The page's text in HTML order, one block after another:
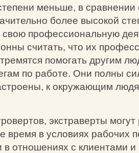
меньше, в
более высокой
свою профессиональную
считать, что их
помогать другим
по работе. Они полны
к окружающим
экстраверты
время в условиях рабочих
в отношениях с клиентами и